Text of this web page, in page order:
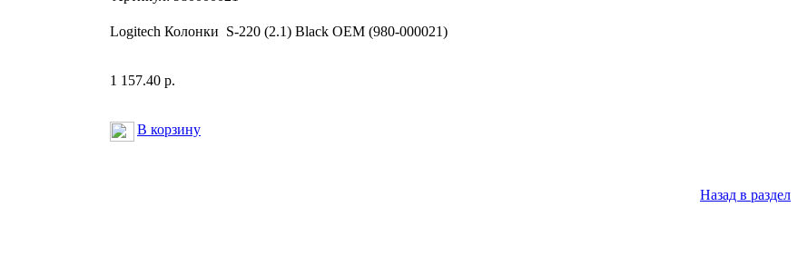
Logitech Колонки S-220 (2.1) Black OEM (980-000021)
1 157.40 р.
В корзину
Назад в раздел